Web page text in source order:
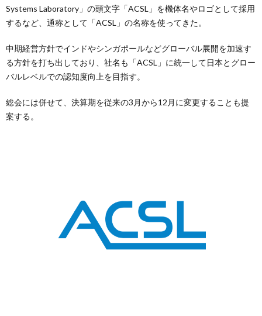
Systems Laboratory」の頭文字「ACSL」を機体名やロゴとして採用
するなど、通称として「ACSL」の名称を使ってきた。
中期経営方針でインドやシンガポールなどグローバル展開を加速す
る方針を打ち出しており、社名も「ACSL」に統一して日本とグロー
バルレベルでの認知度向上を目指す。
総会には併せて、決算期を従来の3月から12月に変更することも提
案する。